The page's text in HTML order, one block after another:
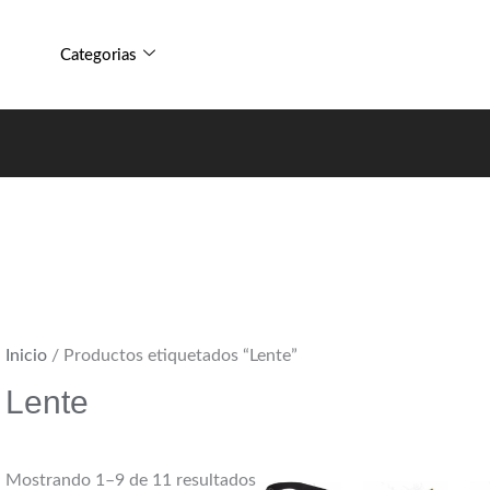
Categorias
Inicio/ Productos etiquetados “Lente”
Lente
Mostrando 1–9 de 11 resultados